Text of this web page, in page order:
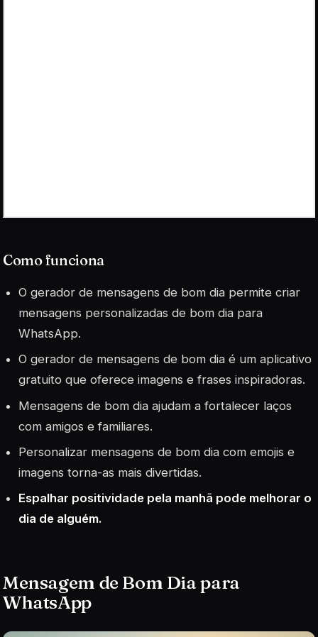
Como funciona
O gerador de mensagens de bom dia permite criar
mensagens personalizadas de bom dia para
WhatsApp.
O gerador de mensagens de bom dia é um aplicativo
gratuito que oferece imagens e frases inspiradoras.
Mensagens de bom dia ajudam a fortalecer laços
com amigos e familiares.
Personalizar mensagens de bom dia com emojis e
imagens torna-as mais divertidas.
Espalhar positividade pela manhã pode melhorar o
dia de alguém.
Mensagem de Bom Dia para
WhatsApp